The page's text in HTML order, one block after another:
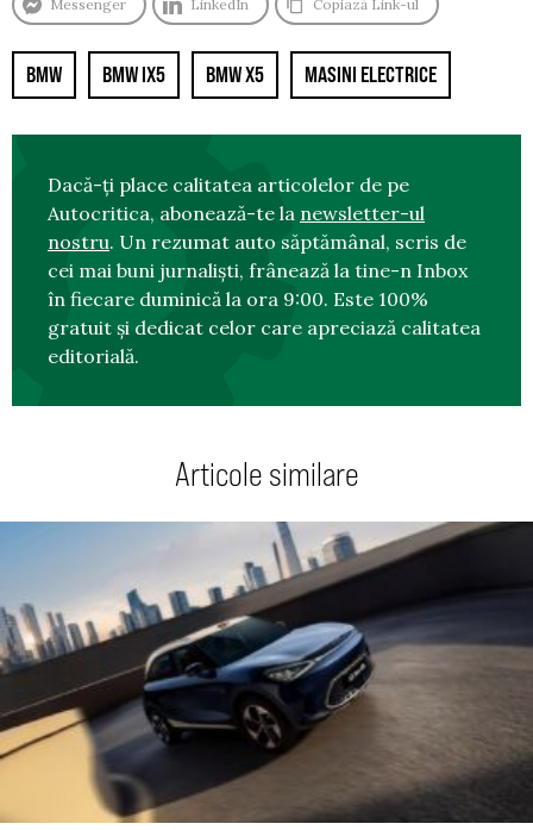
Messenger LinkedIn Copiază Link-ul
BMW BMW IX5 BMW X5 MASINI ELECTRICE
Dacă-ți place calitatea articolelor de pe
Autocritica, abonează-te la newsletter-ul
nostru. Un rezumat auto săptămânal, scris de
cei mai buni jurnaliști, frânează la tine-n Inbox
în fiecare duminică la ora 9:00. Este 100%
gratuit și dedicat celor care apreciază calitatea
editorială.
Articole similare